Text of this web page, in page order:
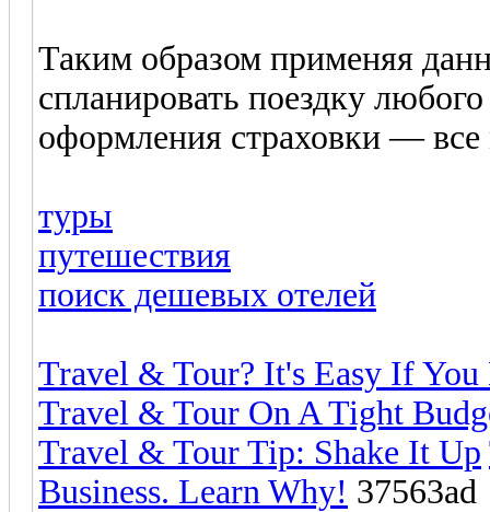
Таким образом применяя
спланировать поездку
оформления страховки —
туры
путешествия
поиск дешевых отелей
Travel & Tour? It's Easy If
Travel & Tour On A Tight
Travel & Tour Tip: Shake It Up
Business. Learn Why! 37563ad